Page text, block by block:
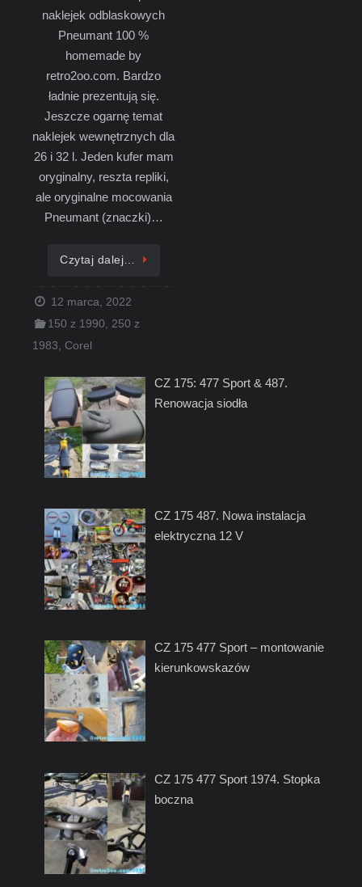
naklejek odblaskowych
Pneumant 100 %
homemade by
retro2oo.com. Bardzo
ładnie prezentują się.
Jeszcze ogarnę temat
naklejek wewnętrznych dla
26 i 32 l. Jeden kufer mam
oryginalny, reszta repliki,
ale oryginalne mocowania
Pneumant (znaczki)…
Czytaj dalej…
12 marca, 2022
150 z 1990,250 z
1983, Corel
CZ 175: 477 Sport & 487.
Renowacja siodła
CZ 175 487. Nowa instalacja
elektryczna 12 V
CZ 175 477 Sport – montowanie
kierunkowskazów
CZ 175 477 Sport 1974. Stopka
boczna